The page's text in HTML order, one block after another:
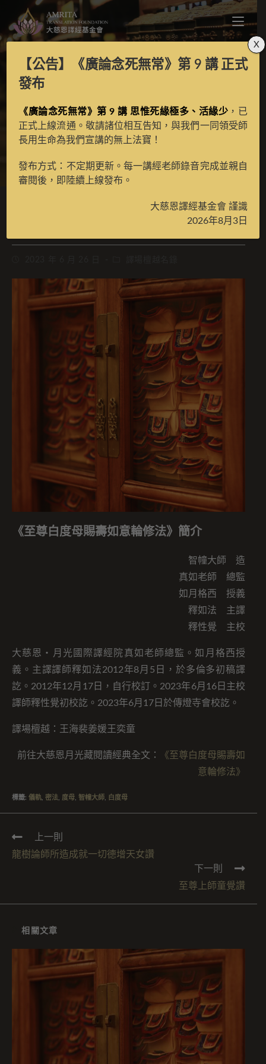
至尊白度母賜壽如意輪
修法
至尊白度母賜壽如意輪修法
《至尊白度母賜壽如意輪修法》簡介
智幢大師 造
真如老師 總監
如月格西 授義
釋如法 主譯
釋性覺 主校
大慈恩・月光國際譯經院真如老師總監。如月格西授
義。主譯譯師釋如法2012年8月5日，於多倫多初稿譯
訖。2012年12月17日，自行校訂。2023年6月16日主校
譯師釋性覺初校訖。2023年6月17日於傳燈寺會校訖。
譯場檀越：王海裴姜媛王奕童
前往大慈恩月光藏閱讀經典全文：
《至尊白度母賜壽如
意輪修法》
標籤: 儀軌 密法 度母 智幢大師 白度母
上一則
龍樹論師所造成就一切德增天女讚
下一則
至尊上師童覺讚
相關文章
【公告】 《廣論念死無常》第 9 講正式
發布
《廣論念死無常》第 9 講 思惟死緣極多、活緣少 ，已
正式上線流通。敬請諸位相互告知，與我們一同領受師
長用生命為我們宣講的無上法寶！
發布方式：不定期更新。每一講經老師錄音完成並親自
審閱後，即陸續上線發布。
大慈恩譯經基金會 謹識
2026年8月3日
X